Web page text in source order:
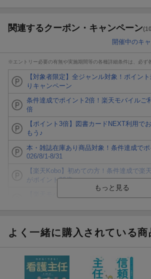
関連するクーポン・キャンペーン
開催中のキ
※エントリー必要の有無や実施期間等の各種詳細条件は、必ず
【対象者限定】全ジャンル対象！ポイン
りキャンペーン
条件達成でポイント2倍！楽天モバイルご
倍
【ポイント3倍】図書カードNEXT利用で
もう♪
本・雑誌在庫あり商品対象！条件達成で
026/8/1-8/31
【楽天Kobo】初めての方！条件達成で楽
がポイント20倍
ト山分け
エントリー＆3,000円以上購入で無料デー
ラン）が当たる！
よく一緒に購入されている商